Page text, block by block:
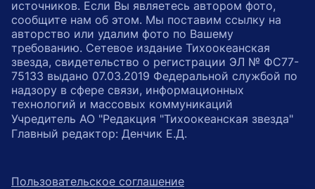
источников. Если Вы являетесь автором фото,
сообщите нам об этом. Мы поставим ссылку на
авторство или удалим фото по Вашему
требованию. Сетевое издание Тихоокеанская
звезда, свидетельство о регистрации ЭЛ № ФС77-
75133 выдано 07.03.2019 Федеральной службой по
надзору в сфере связи, информационных
технологий и массовых коммуникаций
Учредитель АО "Редакция "Тихоокеанская звезда"
Главный редактор: Денчик Е.Д.
Пользовательское соглашение